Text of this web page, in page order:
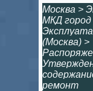
Москва >
МКД город
(Москва) >
ремонт